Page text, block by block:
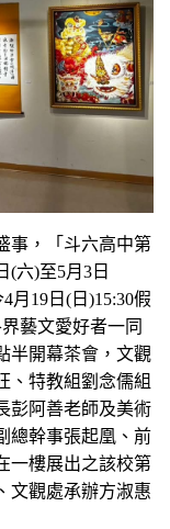
事，「斗六高中第
(六)至5月3日
月19日(日)15:30假
藝文愛好者一同
半開幕茶會，文觀
、特教組劉念儒組
彭阿善老師及美術
總幹事張起凰、前
一樓展出之該校第
文觀處承辦方淑惠